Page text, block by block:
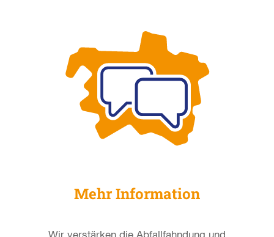
Mehr Information
Wir verstärken die Abfallfahndung und